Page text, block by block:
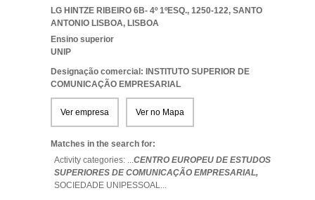
LG HINTZE RIBEIRO 6B- 4º 1ºESQ., 1250-122, SANTO
ANTONIO LISBOA, LISBOA
Ensino superior
UNIP
Designação comercial: INSTITUTO SUPERIOR DE
COMUNICAÇÃO EMPRESARIAL
Ver empresa Ver no Mapa
Matches in the search for:
Activity categories: ...CENTRO EUROPEU DE ESTUDOS
SUPERIORES DE COMUNICAÇÃO EMPRESARIAL,
SOCIEDADE UNIPESSOAL...